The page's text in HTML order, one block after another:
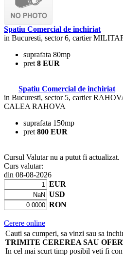
Spatiu Comercial de inchiriat
in Bucuresti, sector 6, cartier
suprafata 80mp
pret 8 EUR
Spatiu Comercial de inchiriat
in Bucuresti, sector 5, cartier
CALEA RAHOVA
suprafata 150mp
pret 800 EUR
Cursul Valutar nu a putut fi actualizat.
Curs valutar:
din 08-08-2026
EUR
USD
RON
Cerere online
Cauti sa cumperi, sa vinzi sau sa
TRIMITE CEREREA SAU
In cel mai scurt timp posibil veti fi